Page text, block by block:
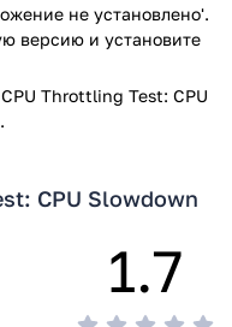
не установлено'.
версию и установите
Throttling Test: CPU
CPU Slowdown
1.7